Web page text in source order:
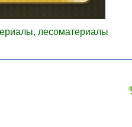
лесоматериалы